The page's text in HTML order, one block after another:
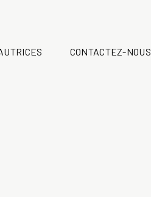
CONTACTEZ-NOUS